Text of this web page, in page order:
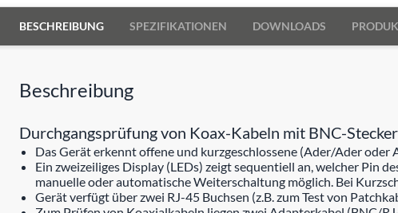
BESCHREIBUNG SPEZIFIKATIONEN DOWNLOADS
Beschreibung
Durchgangsprüfung von Koax-Kabeln mit BNC-
Das Gerät erkennt offene und kurzgeschlossene (Ader/Ader oder
Ein zweizeiliges Display (LEDs) zeigt sequentiell an, welcher Pin
manuelle oder automatische Weiterschaltung möglich. Bei
Gerät verfügt über zwei RJ-45 Buchsen (z.B. zum Test von